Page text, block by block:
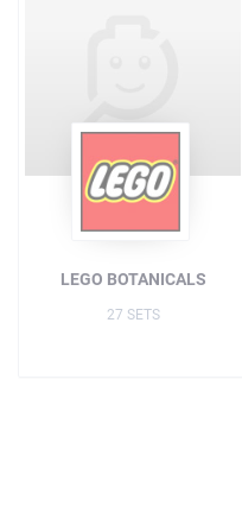
LEGO BOTANICALS
27 SETS